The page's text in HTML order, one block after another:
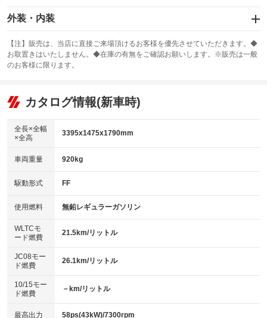
エアバッグ：運転席/助手席/サイド
：装備あり
：装備あり
サンルーフ
：装備なし ABS
リフトアップ
：装備なし
：装備なし
パワーウィンドウ
アイドリングストップ
：装備あり
USB入力端子
：装備なし
100V電源
：装備なし
センターデフロック
：装備なし
電動格納ミラー
：装備あり
外装・内装
カーナビ：メモリーナビ他
：装備あり
TV：フルセグ
：装備あり
ビジュアル：-／DVD再生
：装備あり
：装備あり
革シート
キーレス
HID(キセノンライト)
：装備なし
バックカメラ
：装備あり
エアロ
：装備なし
：装備なし
パワーシート
ベンチシート
：装備なし
チップアップシート
：装備なし
【注】販売は、当店に直接ご来場頂けるお客様を優先させていただきます。◆
お取置きはいたしません。◆在庫の有無をご確認お願いします。※販売は一般
のお客様に限ります。
カタログ情報(新車時)
全長×全幅
×全高
3395x1475x1790mm
車両重量 920kg
駆動形式 FF
使用燃料 無鉛レギュラーガソリン
WLTCモ
ード燃費
21.5km/リットル
JC08モー
ド燃費
26.1km/リットル
10/15モー
ド燃費
－km/リットル
最高出力 58ps(43kW)/7300rpm